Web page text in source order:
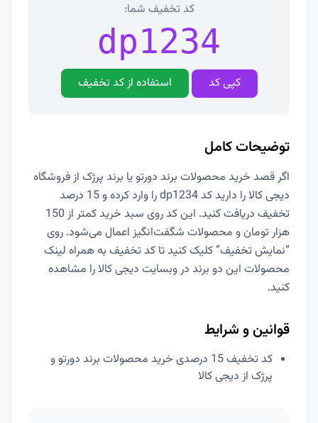
کد تخفیف شما:
dp1234
کپی کد استفاده از کد تخفیف
توضیحات کامل
اگر قصد خرید محصولات برند دورتو یا برند پرژک از فروشگاه
دیجی کالا را دارید کد dp1234 را وارد کرده و 15 درصد
تخفیف دریافت کنید. این کد روی سبد خرید کمتر از 150
هزار تومان و محصولات شگفت‌انگیز اعمال می‌شود. روی
“نمایش تخفیف” کلیک کنید تا کد تخفیف به همراه لینک
محصولات این دو برند در وبسایت دیجی کالا را مشاهده
کنید.
قوانین و شرایط
کد تخفیف 15 درصدی خرید محصولات برند دورتو و
پرژک از دیجی کالا